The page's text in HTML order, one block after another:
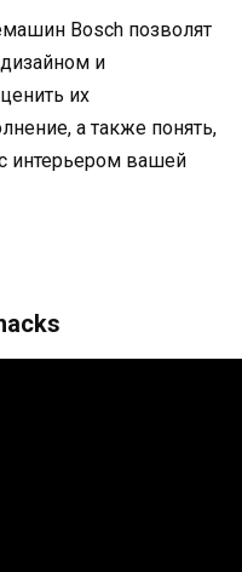
Bosch позволят
и
их
а также понять,
интерьером вашей